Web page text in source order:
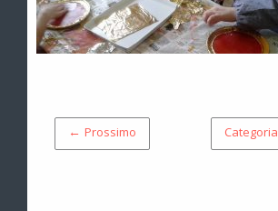
← Prossimo Categoria